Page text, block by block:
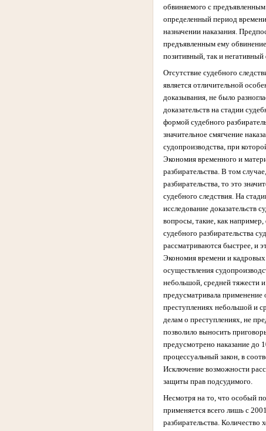
обвиняемого с
определенный период
назначении наказания.
предъявленным ему
позитивный, так и
Отсутствие судебного
является отличительной
доказывания, не было
доказательств на стадии
формой судебного
значительное смягчение
судопроизводства, при
Экономия временного и
разбирательства. В том
разбирательства, то это
судебного следствия. На
исследование доказательств
вопросы, такие, как
судебного разбирательства
рассматриваются быстрее, и
Экономия времени и кадровых
осуществления
небольшой, средней тяжести
предусматривала применение
преступлениях небольшой и
делам о преступлениях, не
позволило выносить
предусмотрено наказание до
процессуальный закон, в
Исключение возможности
защиты прав подсудимого.
Несмотря на то, что особый
применяется всего лишь с
разбирательства. Количество